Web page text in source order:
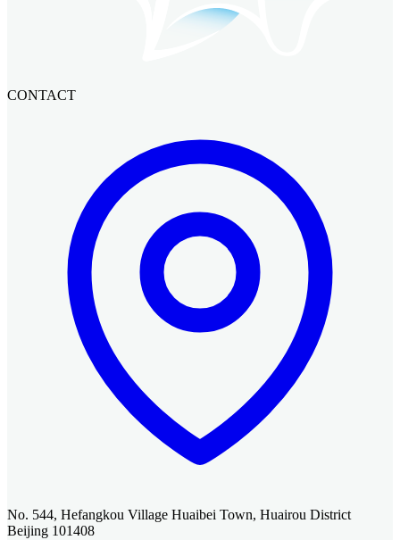
CONTACT
No. 544, Hefangkou Village Huaibei Town, Huairou District
Beijing 101408